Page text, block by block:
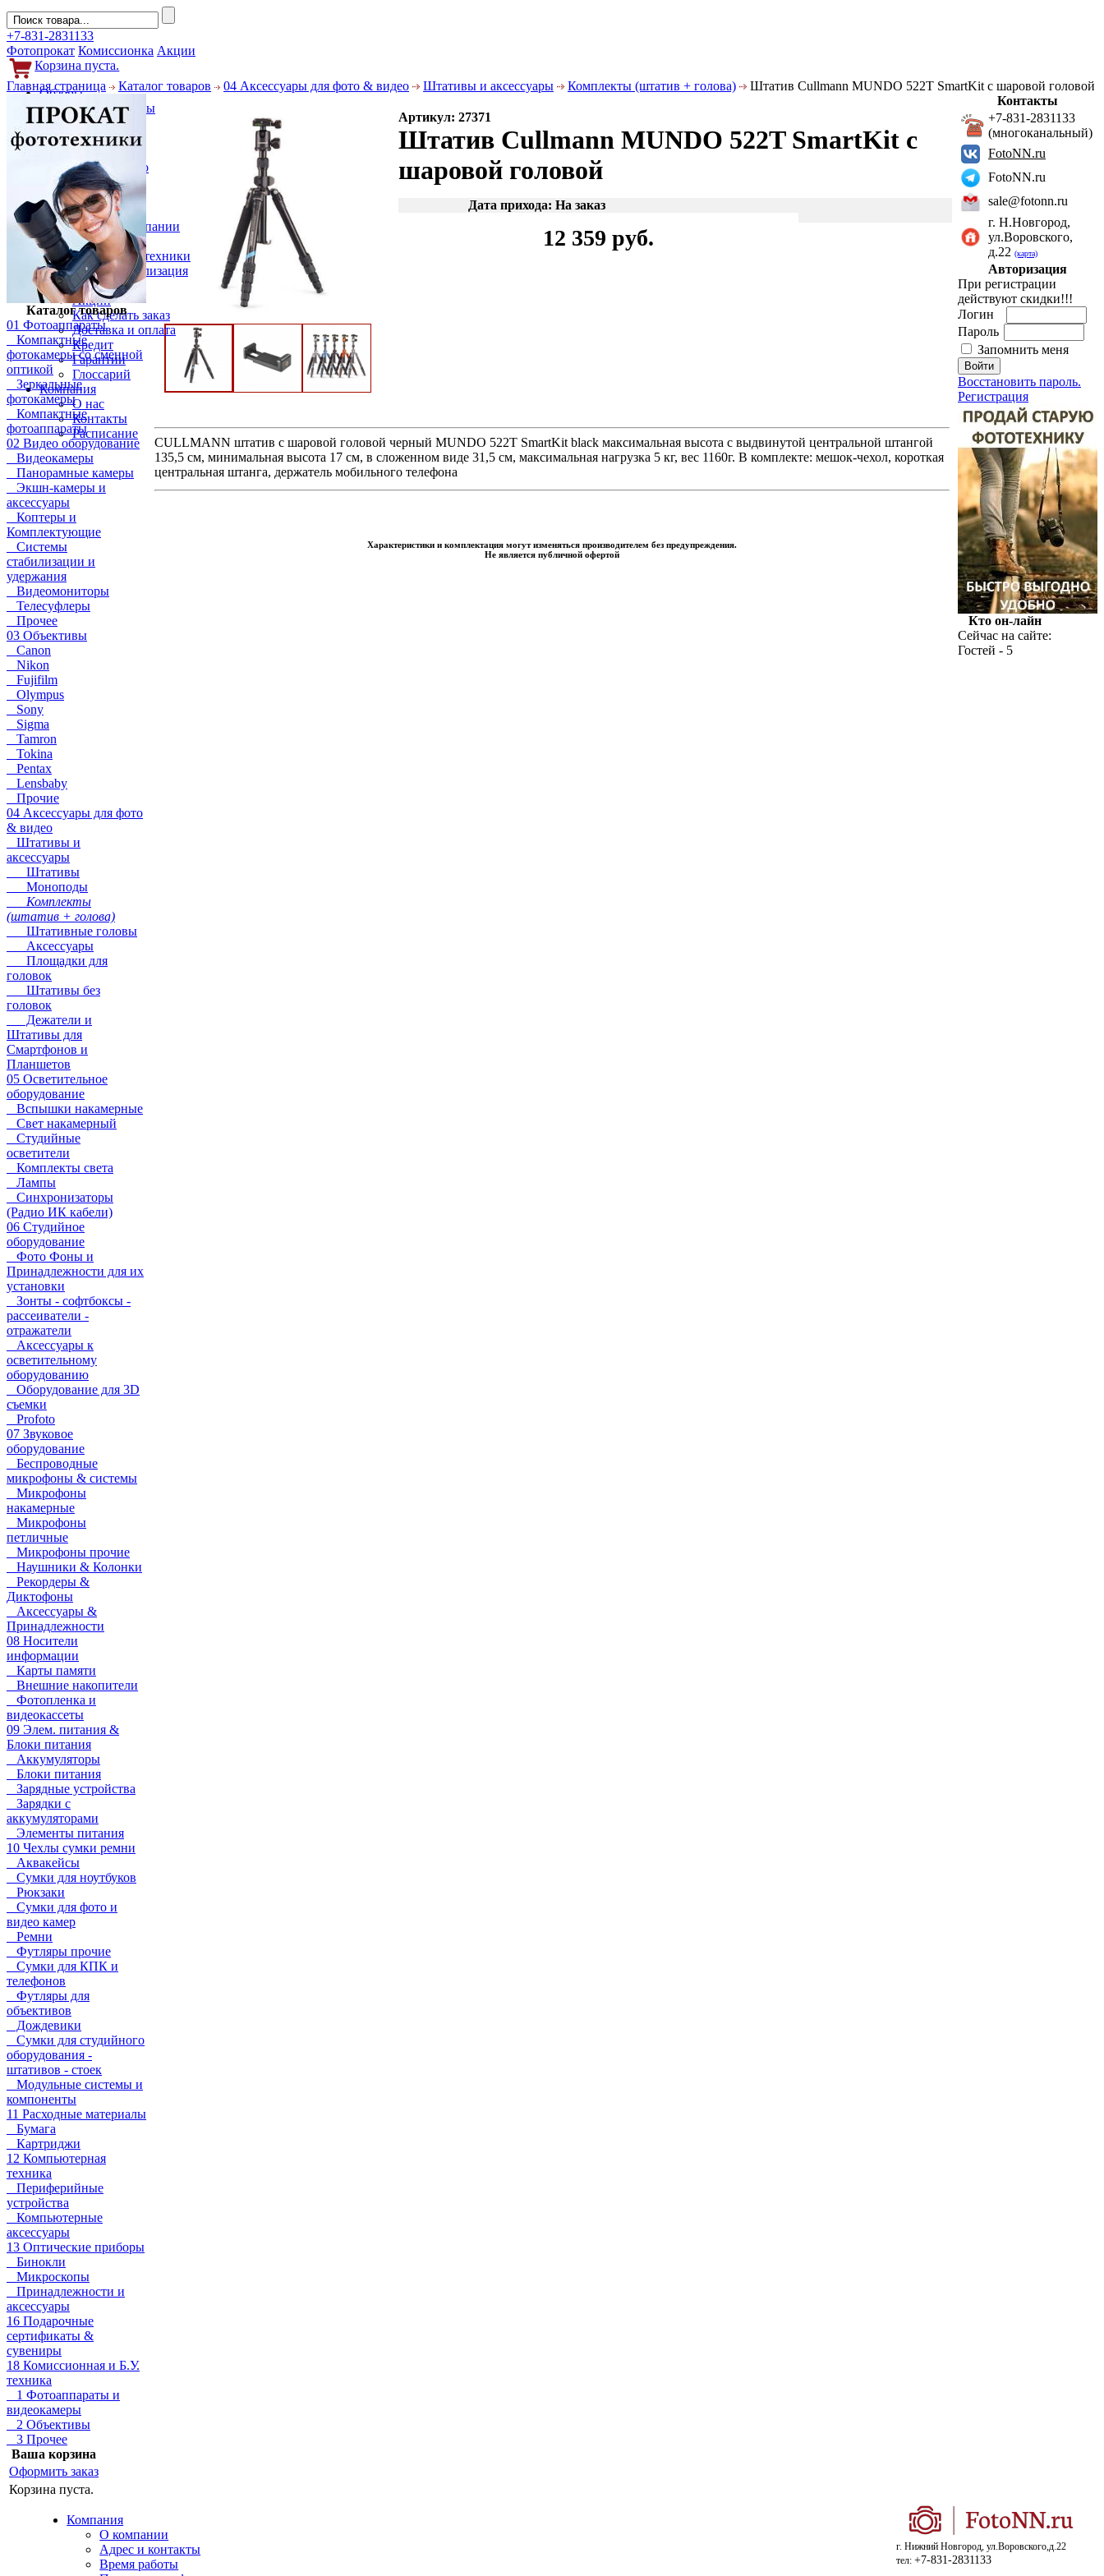
+7-831-2831133
Фотопрокат Комиссионка Акции
Корзина пуста.
Обзоры
Фотоаппараты
Объективы
Фильтры
Фото и видео
Гаджеты
Аксессуары
Слухи
Новости компании
Услуги
Прокат фототехники
Выкуп и реализация
Покупателям
Акции
Как сделать заказ
Доставка и оплата
Кредит
Гарантии
Глоссарий
Компания
О нас
Контакты
Расписание
Главная страница Каталог товаров 04 Аксессуары для фото & видео Штативы и аксессуары Комплекты (штатив + голова) Штатив Cullmann MUNDO 522T SmartKit с шаровой головой
Каталог товаров
01 Фотоаппараты
Компактные
фотокамеры со сменной
оптикой
Зеркальные
фотокамеры
Компактные
фотоаппараты
02 Видео оборудование
Видеокамеры
Панорамные камеры
Экшн-камеры и
аксессуары
Коптеры и
Комплектующие
Системы
стабилизации и
удержания
Видеомониторы
Телесуфлеры
Прочее
03 Объективы
Canon
Nikon
Fujifilm
Olympus
Sony
Sigma
Tamron
Tokina
Pentax
Lensbaby
Прочие
04 Аксессуары для фото
& видео
Штативы и
аксессуары
Штативы
Моноподы
Комплекты
(штатив + голова)
Штативные головы
Аксессуары
Площадки для
головок
Штативы без
головок
Дежатели и
Штативы для
Смартфонов и
Планшетов
05 Осветительное
оборудование
Вспышки накамерные
Свет накамерный
Студийные
осветители
Комплекты света
Лампы
Синхронизаторы
(Радио ИК кабели)
06 Студийное
оборудование
Фото Фоны и
Принадлежности для их
установки
Зонты - софтбоксы -
рассеиватели -
отражатели
Аксессуары к
осветительному
оборудованию
Оборудование для 3D
съемки
Profoto
07 Звуковое
оборудование
Беспроводные
микрофоны & системы
Микрофоны
накамерные
Микрофоны
петличные
Микрофоны прочие
Наушники & Колонки
Рекордеры &
Диктофоны
Аксессуары &
Принадлежности
08 Носители
информации
Карты памяти
Внешние накопители
Фотопленка и
видеокассеты
09 Элем. питания &
Блоки питания
Аккумуляторы
Блоки питания
Зарядные устройства
Зарядки с
аккумуляторами
Элементы питания
10 Чехлы сумки ремни
Аквакейсы
Сумки для ноутбуков
Рюкзаки
Сумки для фото и
видео камер
Ремни
Футляры прочие
Сумки для КПК и
телефонов
Футляры для
объективов
Дождевики
Сумки для студийного
оборудования -
штативов - стоек
Модульные системы и
компоненты
11 Расходные материалы
Бумага
Картриджи
12 Компьютерная
техника
Периферийные
устройства
Компьютерные
аксессуары
13 Оптические приборы
Бинокли
Микроскопы
Принадлежности и
аксессуары
16 Подарочные
сертификаты &
сувениры
18 Комиссионная и Б.У.
техника
1 Фотоаппараты и
видеокамеры
2 Объективы
3 Прочее
Ваша корзина
Оформить заказ
Корзина пуста.
Артикул: 27371
Штатив Cullmann MUNDO 522T SmartKit с
шаровой головой
Дата прихода: На заказ
12 359 руб.
CULLMANN штатив с шаровой головой черный MUNDO 522T SmartKit black максимальная высота с выдвинутой центральной штангой
135,5 см, минимальная высота 17 см, в сложенном виде 31,5 см, максимальная нагрузка 5 кг, вес 1160г. В комплекте: мешок-чехол, короткая
центральная штанга, держатель мобильного телефона
Характеристики и комплектация могут изменяться производителем без предупреждения.
Не является публичной офертой
Контакты
+7-831-2831133
(многоканальный)
FotoNN.ru
FotoNN.ru
sale@fotonn.ru
г. Н.Новгород,
ул.Воровского,
д.22 (карта)
Авторизация
При регистрации
действуют скидки!!!
Логин
Пароль
Запомнить меня
Восстановить пароль.
Регистрация
Кто он-лайн
Сейчас на сайте:
Гостей - 5
Компания
О компании
Адрес и контакты
Время работы
г. Нижний Новгород, ул.Воровского,д.22
тел: +7-831-2831133